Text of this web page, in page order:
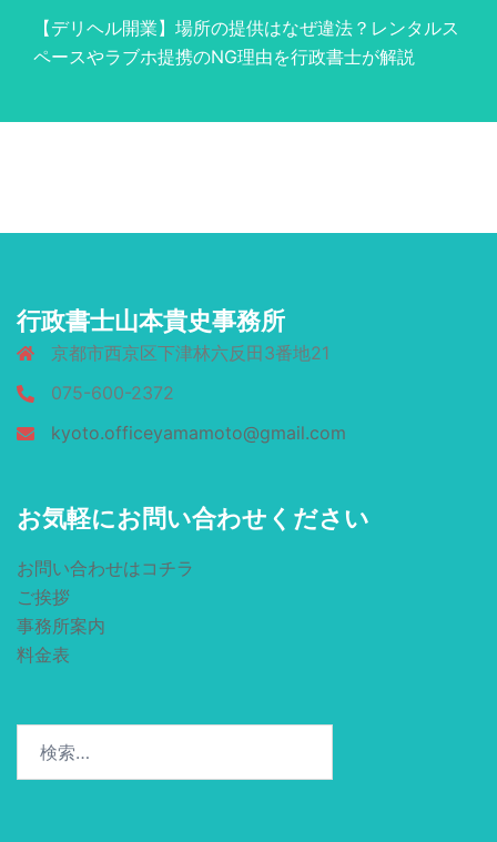
【デリヘル開業】場所の提供はなぜ違法？レンタルス
ペースやラブホ提携のNG理由を行政書士が解説
行政書士山本貴史事務所
京都市西京区下津林六反田3番地21
075-600-2372
kyoto.officeyamamoto@gmail.com
お気軽にお問い合わせください
お問い合わせはコチラ
ご挨拶
事務所案内
料金表